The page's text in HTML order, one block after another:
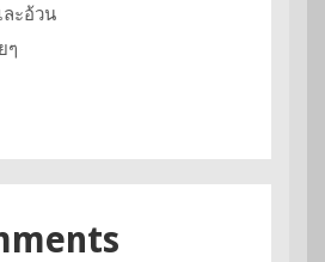
ะอ้วน
ๆ